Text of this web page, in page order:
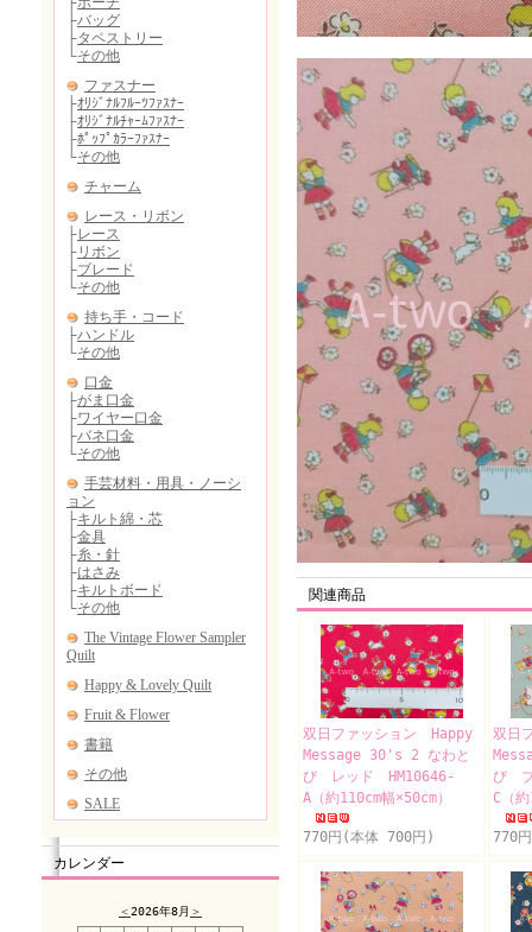
カレンダー
＜2026年8月 ＞
関連商品
双日ファッション Happy
Message 30's 2 なわと
び レッド HM10646-
A（約110cm幅×50cm）
770円(本体 700円)
双日
び
C（
770